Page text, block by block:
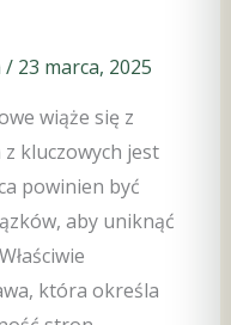
/ 23 marca, 2025
wiąże się z
kluczowych jest
powinien być
aby uniknąć
która określa